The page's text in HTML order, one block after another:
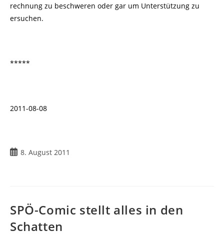
rechnung zu beschweren oder gar um Unterstützung zu
ersuchen.
*****
2011-08-08
Beitrag8. August 2011
SPÖ-Comic stellt alles in den
Schatten